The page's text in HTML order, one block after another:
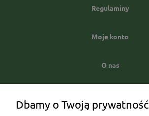
Regulaminy
Moje konto
O nas
Dbamy o Twoją prywatność